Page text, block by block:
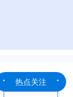
热点关注